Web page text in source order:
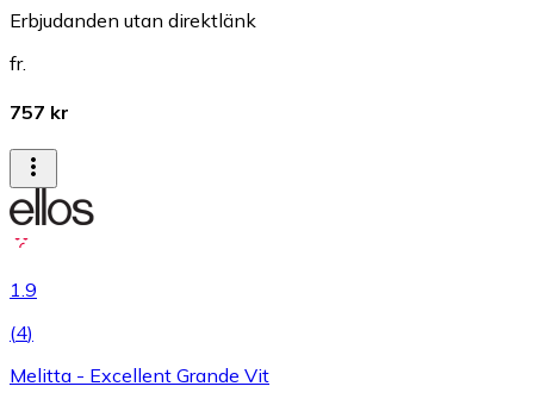
Erbjudanden utan direktlänk
fr.
757 kr
1.9
(4)
Melitta - Excellent Grande Vit